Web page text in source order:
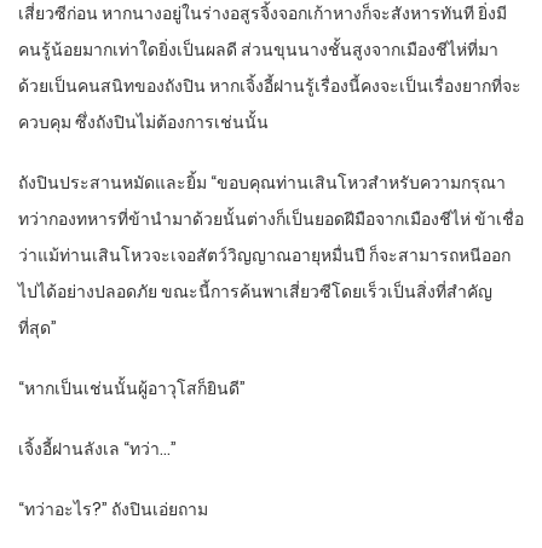
เสี่ยวซีก่อน หากนางอยู่ในร่างอสูรจิ้งจอกเก้าหางก็จะสังหารทันที ยิ่งมี
คนรู้น้อยมากเท่าใดยิ่งเป็นผลดี ส่วนขุนนางชั้นสูงจากเมืองชีไห่ที่มา
ด้วยเป็นคนสนิทของถังปิน หากเจิ้งอี้ฝานรู้เรื่องนี้คงจะเป็นเรื่องยากที่จะ
ควบคุม ซึ่งถังปินไม่ต้องการเช่นนั้น
ถังปินประสานหมัดและยิ้ม “ขอบคุณท่านเสินโหวสำหรับความกรุณา
ทว่ากองทหารที่ข้านำมาด้วยนั้นต่างก็เป็นยอดฝีมือจากเมืองชีไห่ ข้าเชื่อ
ว่าแม้ท่านเสินโหวจะเจอสัตว์วิญญาณอายุหมื่นปี ก็จะสามารถหนีออก
ไปได้อย่างปลอดภัย ขณะนี้การค้นพาเสี่ยวซีโดยเร็วเป็นสิ่งที่สำคัญ
ที่สุด”
“หากเป็นเช่นนั้นผู้อาวุโสก็ยินดี”
เจิ้งอี้ฝานลังเล “ทว่า…”
“ทว่าอะไร?” ถังปินเอ่ยถาม